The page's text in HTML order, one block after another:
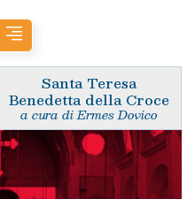
Santa Teresa
Benedetta della Croce
a cura di Ermes Dovico